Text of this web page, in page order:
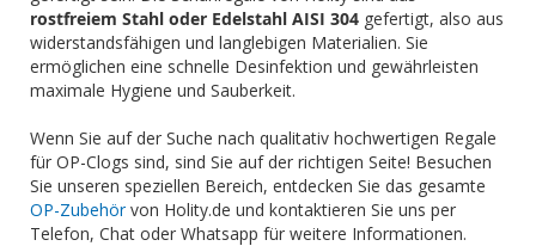
rostfreiem Stahl oder Edelstahl AISI 304 gefertigt, also aus
widerstandsfähigen und langlebigen Materialien. Sie
ermöglichen eine schnelle Desinfektion und gewährleisten
maximale Hygiene und Sauberkeit.
Wenn Sie auf der Suche nach qualitativ hochwertigen Regale
für OP-Clogs sind, sind Sie auf der richtigen Seite! Besuchen
Sie unseren speziellen Bereich, entdecken Sie das gesamte
OP-Zubehör von Holity.de und kontaktieren Sie uns per
Telefon, Chat oder Whatsapp für weitere Informationen.